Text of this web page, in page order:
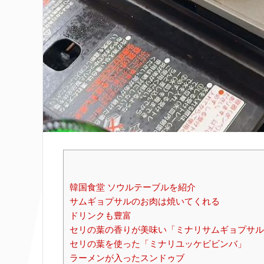
韓国食堂 ソウルテーブルを紹介
サムギョプサルのお肉は焼いてくれる
ドリンクも豊富
セリの葉の香りが美味い「ミナリサムギョプサ
セリの葉を使った「ミナリユッケビビンバ」
ラーメンが入ったスンドゥブ